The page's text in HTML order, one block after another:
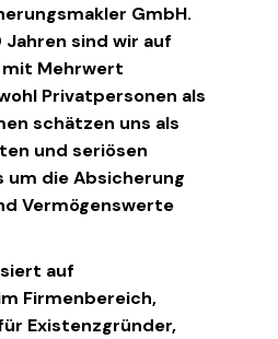
GmbH.
sind wir auf
Mehrwert
Privatpersonen als
schätzen uns als
und seriösen
um die Absicherung
Vermögenswerte
auf
Firmenbereich,
Existenzgründer,